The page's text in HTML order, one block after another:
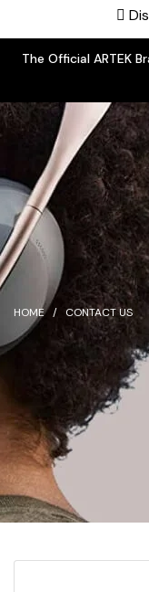
The Official ARTEK
HOME CONTACT US